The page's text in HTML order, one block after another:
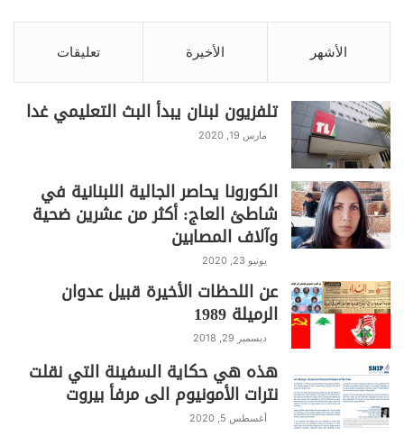
الأشهر الأخيرة تعليقات
تلفزيون لبنان يبدأ البث التعليمي غدا
مارس 19, 2020
الكورونا يحاصر الجالية اللبنانية في
شاطئ العاج: أكثر من عشرين ضحية
وآلاف المصابين
يونيو 23, 2020
عن اللحظات الأخيرة قبيل عدوان
الرميلة 1989
ديسمبر 29, 2018
هذه هي حكاية السفينة التي نقلت
نترات الأمونيوم الى مرفأ بيروت
أغسطس 5, 2020